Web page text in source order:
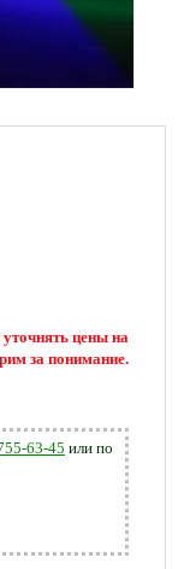
уточнять цены на
за понимание.
63-45 или по